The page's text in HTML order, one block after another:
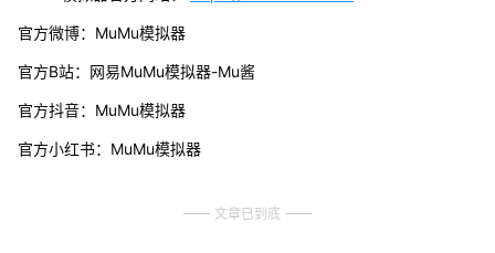
官方微博：MuMu模拟器
官方B站：网易MuMu模拟器-Mu酱
官方抖音：MuMu模拟器
官方小红书：MuMu模拟器
文章已到底